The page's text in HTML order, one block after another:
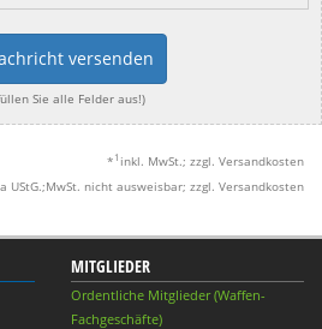
versenden
Sie alle Felder aus!)
* 1 inkl. MwSt.; zzgl. Versandkosten
UStG.;MwSt. nicht ausweisbar; zzgl. Versandkosten
MITGLIEDER
Ordentliche Mitglieder (Waffen-
Fachgeschäfte)